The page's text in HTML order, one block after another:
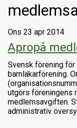
Ons 23 apr 2014
Apropå
Svensk förening
barnläkarförening.
utgörs föreningens
medlemsavgiften.
administrativ